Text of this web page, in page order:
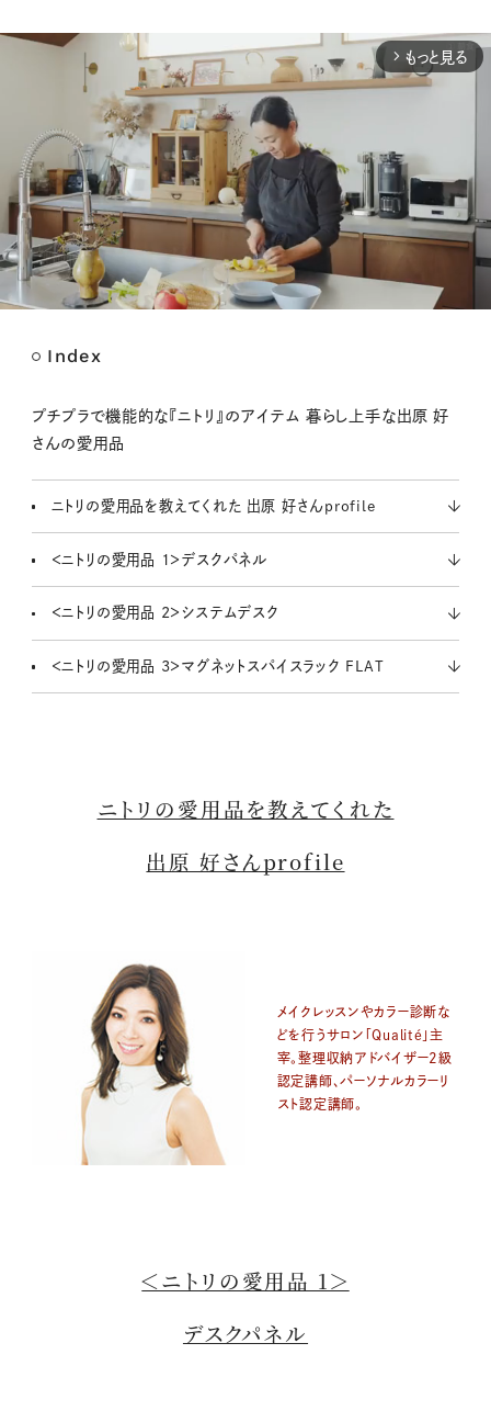
arrow_forward_ios もっと見る
t
Index
プチプラで機能的な『ニトリ』のアイテム 暮らし上手な出原 好
さんの愛用品
ニトリの愛用品を教えてくれた 出原 好さんprofile
＜ニトリの愛用品 1＞デスクパネル
＜ニトリの愛用品 2＞システムデスク
＜ニトリの愛用品 3＞マグネットスパイスラック FLAT
ニトリの愛用品を教えてくれた
出原 好さんprofile
メイクレッスンやカラー診断な
どを行うサロン「Qualité」主
宰。整理収納アドバイザー2級
認定講師、パーソナルカラーリ
スト認定講師。
＜ニトリの愛用品 1＞
デスクパネル